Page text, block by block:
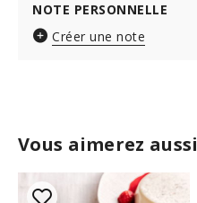
Vous aimerez aussi
NOTE PERSONNELLE
Créer une note